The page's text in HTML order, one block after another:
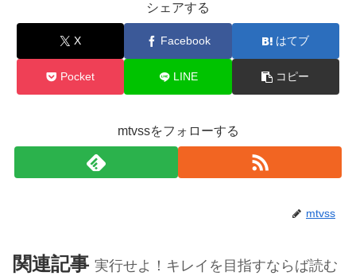
シェアする
X Facebook はてブ
Pocket LINE コピー
mtvssをフォローする
mtvss
関連記事 実行せよ！キレイを目指すならば読む